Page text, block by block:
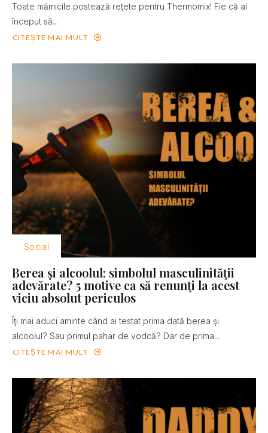
Toate mămicile postează reţete pentru Thermomix! Fie că ai
început să...
CITEȘTE MAI MULT
Social
Berea şi alcoolul: simbolul masculinităţii
adevărate? 5 motive ca să renunţi la acest
viciu absolut periculos
Îţi mai aduci aminte când ai testat prima dată berea şi
alcoolul? Sau primul pahar de vodcă? Dar de prima...
CITEȘTE MAI MULT